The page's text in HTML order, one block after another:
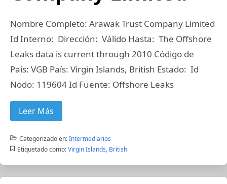
Nombre Completo: Arawak Trust Company Limited
Id Interno: Dirección: Válido Hasta: The Offshore
Leaks data is current through 2010 Código de
País: VGB País: Virgin Islands, British Estado: Id
Nodo: 119604 Id Fuente: Offshore Leaks
Leer Más
Categorizado en:Intermediarios
Etiquetado como: Virgin Islands, British